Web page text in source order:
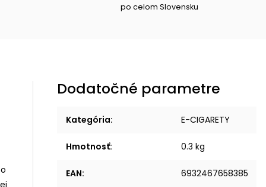
po celom Slovensku
Dodatočné parametre
Kategória: E-CIGARETY
Hmotnosť: 0.3 kg
EAN: 6932467658385